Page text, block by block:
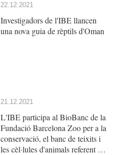
22.12.2021
Investigadors de l'IBE llancen
una nova guia de rèptils d'Oman
21.12.2021
L'IBE participa al BioBanc de la
Fundació Barcelona Zoo per a la
conservació, el banc de teixits i
les cèl·lules d'animals referent del